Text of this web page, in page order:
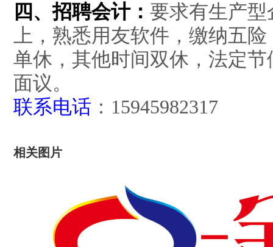
四、招聘会计： 要求有生产型
上，熟悉用友软件，缴纳五
单休，其他时间双休，法定
面议。
联系电话 ： 15945982317
相关图片